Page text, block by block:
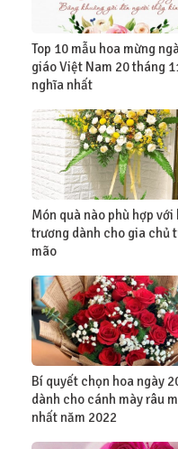
Top 10 mẫu hoa mừng
giáo Việt Nam 20 tháng
nghĩa nhất
Món quà nào phù hợp với
trương dành cho gia chủ
mão
Bí quyết chọn hoa ngày
dành cho cánh mày râu
nhất năm 2022